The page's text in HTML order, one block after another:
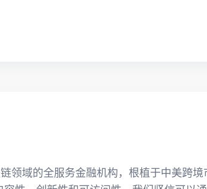
领域的全服务金融机构，根植于中美跨